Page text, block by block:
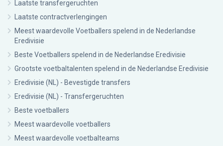
Laatste transfergeruchten
Laatste contractverlengingen
Meest waardevolle Voetballers spelend in de Nederlandse
Eredivisie
Beste Voetballers spelend in de Nederlandse Eredivisie
Grootste voetbaltalenten spelend in de Nederlandse Eredivisie
Eredivisie (NL) - Bevestigde transfers
Eredivisie (NL) - Transfergeruchten
Beste voetballers
Meest waardevolle voetballers
Meest waardevolle voetbalteams